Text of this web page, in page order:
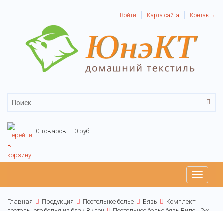
Войти Карта сайта Контакты
0 товаров — 0 руб.
Toggle
Главная Продукция Постельное белье Бязь
Комплект